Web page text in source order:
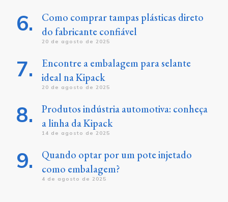
Como comprar tampas plásticas direto
do fabricante confiável
20 de agosto de 2025
Encontre a embalagem para selante
ideal na Kipack
20 de agosto de 2025
Produtos indústria automotiva: conheça
a linha da Kipack
14 de agosto de 2025
Quando optar por um pote injetado
como embalagem?
4 de agosto de 2025